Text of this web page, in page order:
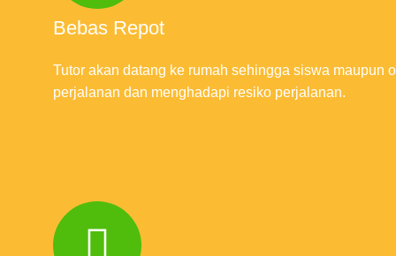
Bebas Repot
Tutor akan datang ke rumah sehingga siswa maupun
perjalanan dan menghadapi resiko perjalanan.